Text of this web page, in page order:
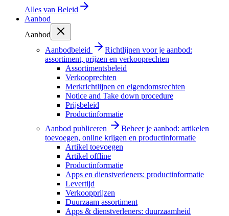
Alles van Beleid
Aanbod
Aanbod
Aanbodbeleid
Richtlijnen voor je aanbod:
assortiment, prijzen en verkooprechten
Assortimentsbeleid
Verkooprechten
Merkrichtlijnen en eigendomsrechten
Notice and Take down procedure
Prijsbeleid
Productinformatie
Aanbod publiceren
Beheer je aanbod: artikelen
toevoegen, online krijgen en productinformatie
Artikel toevoegen
Artikel offline
Productinformatie
Apps en dienstverleners: productinformatie
Levertijd
Verkoopprijzen
Duurzaam assortiment
Apps & dienstverleners: duurzaamheid